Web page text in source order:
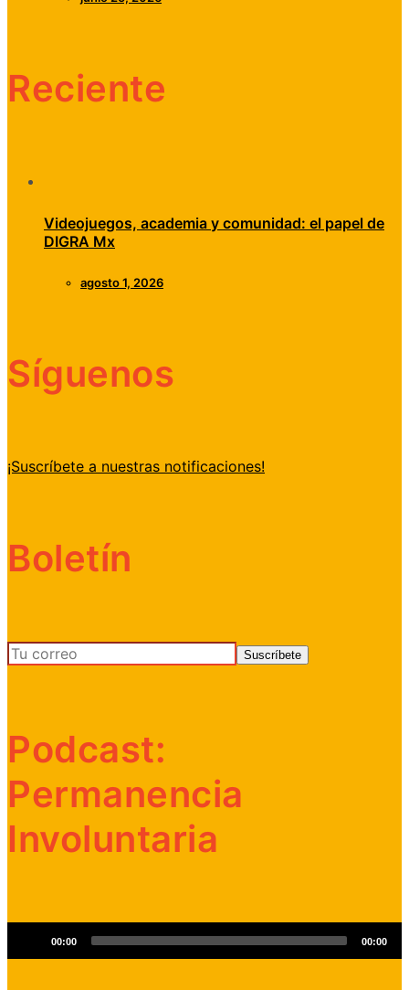
Reciente
Videojuegos, academia y comunidad: el papel de
DIGRA Mx
agosto 1, 2026
Síguenos
¡Suscríbete a nuestras notificaciones!
Boletín
Podcast:
Permanencia
Involuntaria
00:00 00:00